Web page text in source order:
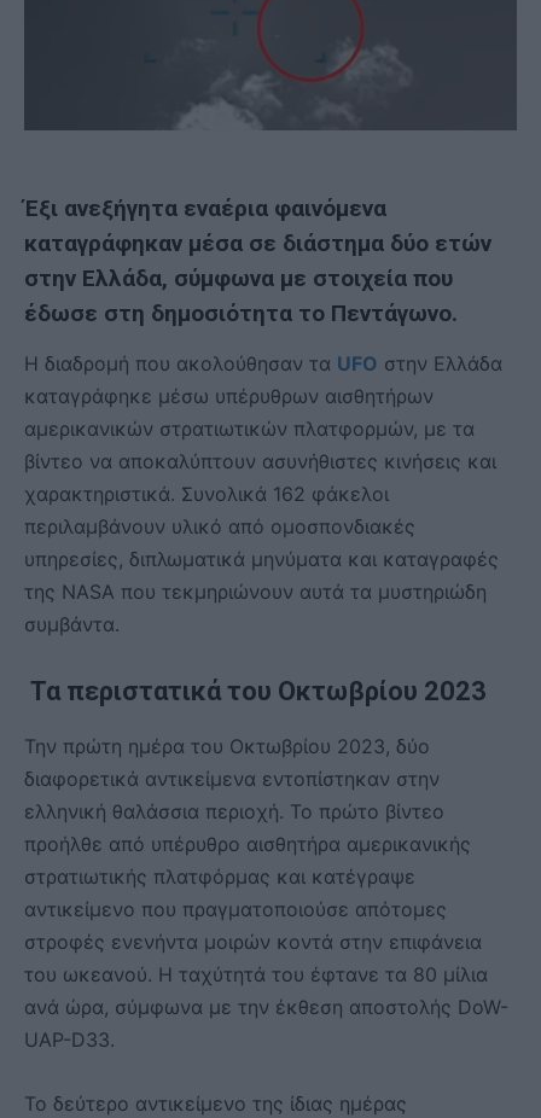
Έξι ανεξήγητα εναέρια φαινόμενα
καταγράφηκαν μέσα σε διάστημα δύο ετών
στην Ελλάδα, σύμφωνα με στοιχεία που
έδωσε στη δημοσιότητα το Πεντάγωνο.
Η διαδρομή που ακολούθησαν τα UFO στην Ελλάδα
καταγράφηκε μέσω υπέρυθρων αισθητήρων
αμερικανικών στρατιωτικών πλατφορμών, με τα
βίντεο να αποκαλύπτουν ασυνήθιστες κινήσεις και
χαρακτηριστικά. Συνολικά 162 φάκελοι
περιλαμβάνουν υλικό από ομοσπονδιακές
υπηρεσίες, διπλωματικά μηνύματα και καταγραφές
της NASA που τεκμηριώνουν αυτά τα μυστηριώδη
συμβάντα.
Τα περιστατικά του Οκτωβρίου 2023
Την πρώτη ημέρα του Οκτωβρίου 2023, δύο
διαφορετικά αντικείμενα εντοπίστηκαν στην
ελληνική θαλάσσια περιοχή. Το πρώτο βίντεο
προήλθε από υπέρυθρο αισθητήρα αμερικανικής
στρατιωτικής πλατφόρμας και κατέγραψε
αντικείμενο που πραγματοποιούσε απότομες
στροφές ενενήντα μοιρών κοντά στην επιφάνεια
του ωκεανού. Η ταχύτητά του έφτανε τα 80 μίλια
ανά ώρα, σύμφωνα με την έκθεση αποστολής DoW-
UAP-D33.
Το δεύτερο αντικείμενο της ίδιας ημέρας